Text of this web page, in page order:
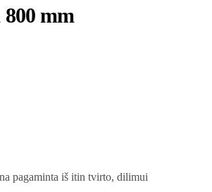
mm
pagaminta iš itin tvirto, dilimui